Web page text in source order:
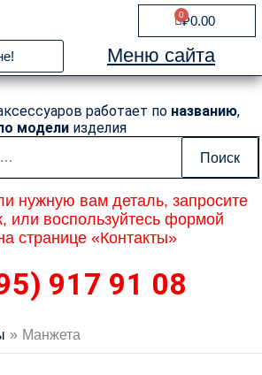
₽0.00
0
Cart
Меню сайта
работает по названию,
модели изделия
Поиск
нужную вам деталь, запросите
или воспользуйтесь формой
странице «Контакты»
917 91 08
Манжета